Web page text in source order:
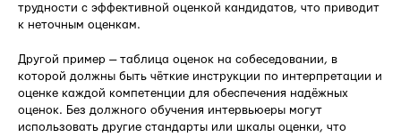
трудности с эффективной оценкой кандидатов, что приводит
к неточным оценкам.
Другой пример — таблица оценок на собеседовании, в
которой должны быть чёткие инструкции по интерпретации и
оценке каждой компетенции для обеспечения надёжных
оценок. Без должного обучения интервьюеры могут
использовать другие стандарты или шкалы оценки, что